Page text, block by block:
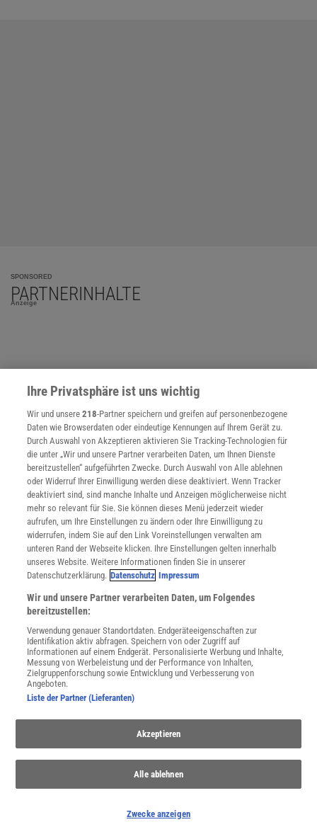
SPONSORED
PARTNERINHALTE
Anzeige
NACH OBEN
Für Sie im Spektrum-Shop und am Kiosk:
.de-Newsletter abonnieren
Ihre Privatsphäre ist uns wichtig
Wir und unsere218-Partner speichern und greifen auf personenbezogene
Daten wie Browserdaten oder eindeutige Kennungen auf Ihrem Gerät zu.
Durch Auswahl von Akzeptieren aktivieren Sie Tracking-Technologien für
die unter „Wir und unsere Partner verarbeiten Daten, um Ihnen Dienste
bereitzustellen“ aufgeführten Zwecke. Durch Auswahl von Alle ablehnen
oder Widerruf Ihrer Einwilligung werden diese deaktiviert. Wenn Tracker
deaktiviert sind, sind manche Inhalte und Anzeigen möglicherweise nicht
mehr so relevant für Sie. Sie können dieses Menü jederzeit wieder
aufrufen, um Ihre Einstellungen zu ändern oder Ihre Einwilligung zu
widerrufen, indem Sie auf den Link Voreinstellungen verwalten am
unteren Rand der Webseite klicken. Ihre Einstellungen gelten innerhalb
unseres Website. Weitere Informationen finden Sie in unserer
Datenschutzerklärung. Datenschutz Impressum
Wir und unsere Partner verarbeiten Daten, um Folgendes
bereitzustellen:
Verwendung genauer Standortdaten. Endgeräteeigenschaften zur
Identifikation aktiv abfragen. Speichern von oder Zugriff auf
Informationen auf einem Endgerät. Personalisierte Werbung und Inhalte,
Messung von Werbeleistung und der Performance von Inhalten,
Zielgruppenforschung sowie Entwicklung und Verbesserung von
Angeboten.
Liste der Partner (Lieferanten)
Akzeptieren
Alle ablehnen
Zwecke anzeigen